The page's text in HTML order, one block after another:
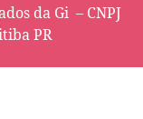
da Gi – CNPJ
PR